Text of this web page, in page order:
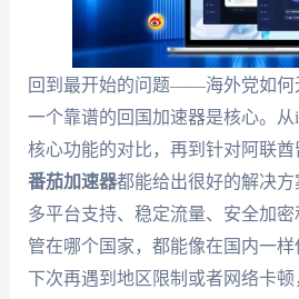
回到最开始的问题——海外党如何
一个靠谱的回国加速器是核心。从
核心功能的对比，再到针对阿联酋
番茄加速器都能给出很好的解决方
多平台支持、稳定流量、安全加
管在哪个国家，都能像在国内一样
下次再遇到地区限制或者网络卡